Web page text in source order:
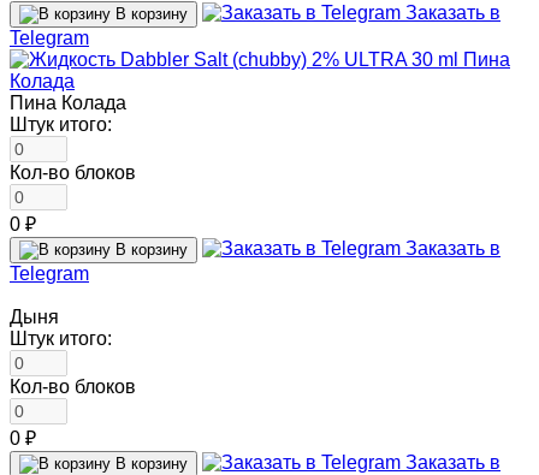
В корзину
Заказать в
Telegram
Пина Колада
Штук итого:
Кол-во блоков
0 ₽
В корзину
Заказать в
Telegram
Дыня
Штук итого:
Кол-во блоков
0 ₽
В корзину
Заказать в